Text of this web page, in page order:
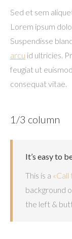
Sed et sem
Lorem ipsum
Suspendisse
arcu id ultricies.
feugiat ut
consequat vitae.
1/3 column
It’s easy to
This is a «Call
background
the left &